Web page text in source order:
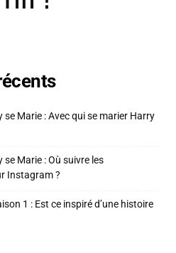
se Marie : Avec qui se marier Harry
se Marie : Où suivre les
Instagram ?
1 : Est ce inspiré d’une histoire